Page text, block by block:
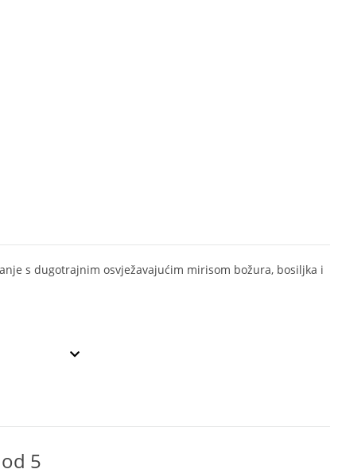
s dugotrajnim osvježavajućim mirisom božura, bosiljka i
od 5